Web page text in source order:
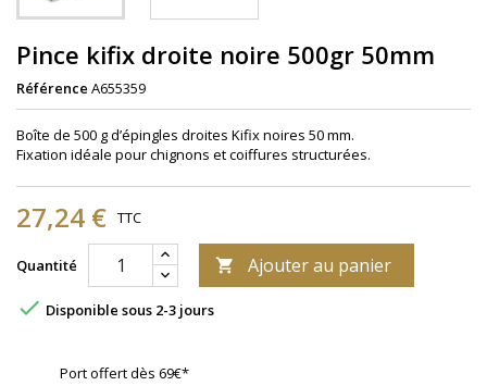
Pince kifix droite noire 500gr 50mm
Référence A655359
Boîte de 500 g d’épingles droites Kifix noires 50 mm.
Fixation idéale pour chignons et coiffures structurées.
27,24 € TTC
Quantité  Ajouter au panier
 Disponible sous 2-3 jours
Port offert dès 69€*